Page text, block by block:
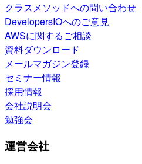
クラスメソッドへの問い合わせ
DevelopersIOへのご意見
AWSに関するご相談
資料ダウンロード
メールマガジン登録
セミナー情報
採用情報
会社説明会
勉強会
運営会社